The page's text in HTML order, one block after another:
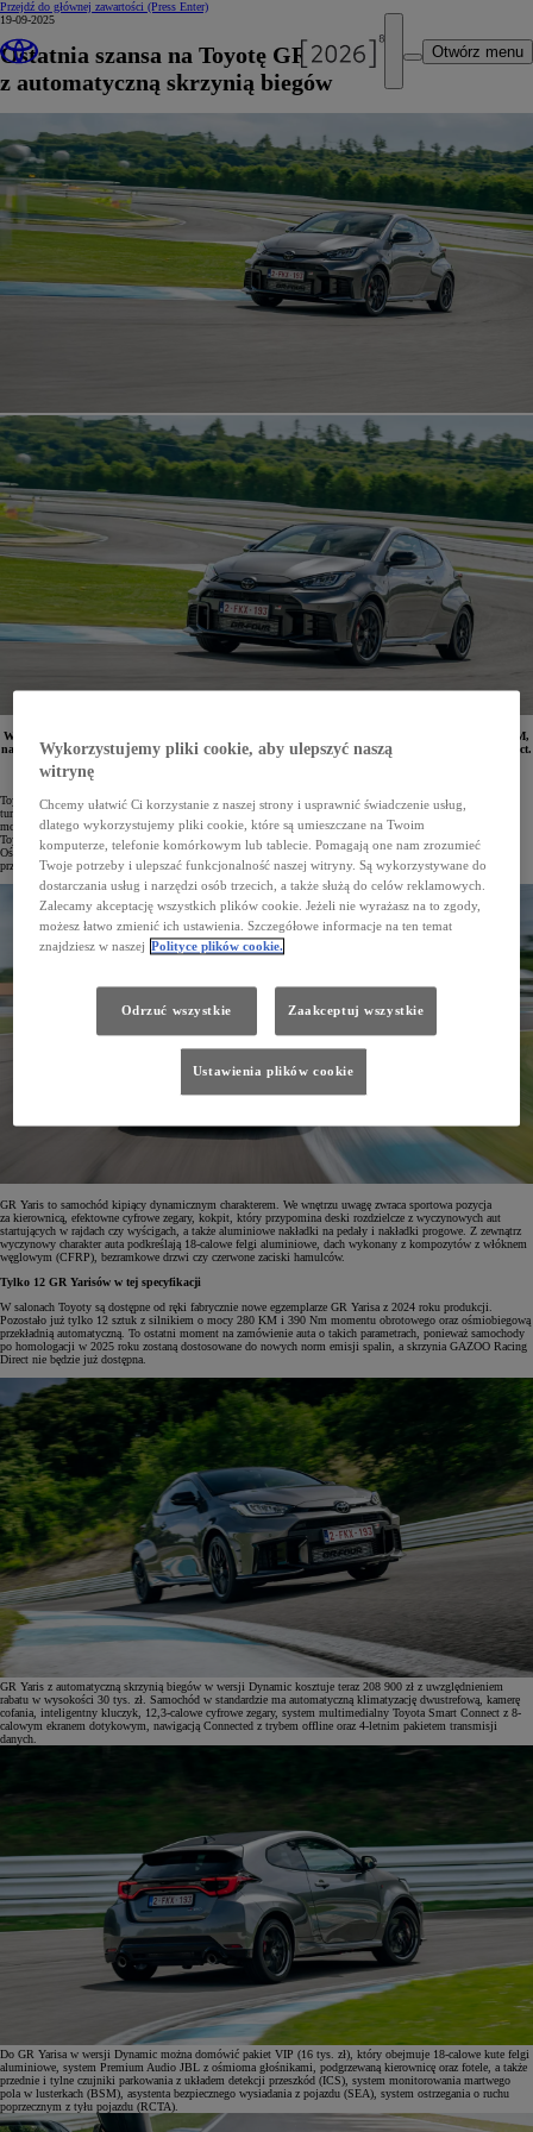
Przejdź do głównej zawartości (Press Enter)
Otwórz menu
19-09-2025
Ostatnia szansa na Toyotę GR Yaris
z automatyczną skrzynią biegów
W salonach Toyoty dostępne są ostatnie egzemplarze hot-hatcha GR Yaris z silnikiem o mocy 280 KM,
napędem na cztery koła GR FOUR i automatyczną, 8-biegową skrzynią biegów GAZOO Racing Direct.
Fabrycznie nowe egzemplarze objęto rabatem w wysokości 30 tys. zł. Samochód kosztuje teraz
Toyota GR Yaris to jeden z ostatnich prawdziwie sportowych hot-hatchy na rynku. Samochód napędza
turbodoładowany, trzycylindrowy silnik o pojemności 1,6 litra o mocy 280 KM i 390 Nm maksymalnego
momentu obrotowego. Opracowany we współpracy z najlepszymi kierowcami rajdowymi i wyścigowymi
Toyoty GR Yaris ma napęd na cztery koła GR FOUR oraz przedni i tylne dyferencjał Torsen LSD.
Ośmiobiegowa skrzynia automatyczna GAZOO Racing Direct charakteryzuje się ultraszybkimi zmianami
przełożeń, a sześciobiegowa skrzynia manualna to propozycja dla miłośników mechanicznej motoryzacji.
GR Yaris to samochód kipiący dynamicznym charakterem. We wnętrzu uwagę zwraca sportowa pozycja
za kierownicą, efektowne cyfrowe zegary, kokpit, który przypomina deski rozdzielcze z wyczynowych aut
startujących w rajdach czy wyścigach, a także aluminiowe nakładki na pedały i nakładki progowe. Z zewnątrz
wyczynowy charakter auta podkreślają 18-calowe felgi aluminiowe, dach wykonany z kompozytów z włóknem
węglowym (CFRP), bezramkowe drzwi czy czerwone zaciski hamulców.
Tylko 12 GR Yarisów w tej specyfikacji
W salonach Toyoty są dostępne od ręki fabrycznie nowe egzemplarze GR Yarisa z 2024 roku produkcji.
Pozostało już tylko 12 sztuk z silnikiem o mocy 280 KM i 390 Nm momentu obrotowego oraz ośmiobiegową
przekładnią automatyczną. To ostatni moment na zamówienie auta o takich parametrach, ponieważ samochody
po homologacji w 2025 roku zostaną dostosowane do nowych norm emisji spalin, a skrzynia GAZOO Racing
Direct nie będzie już dostępna.
GR Yaris z automatyczną skrzynią biegów w wersji Dynamic kosztuje teraz 208 900 zł z uwzględnieniem
rabatu w wysokości 30 tys. zł. Samochód w standardzie ma automatyczną klimatyzację dwustrefową, kamerę
cofania, inteligentny kluczyk, 12,3-calowe cyfrowe zegary, system multimedialny Toyota Smart Connect z 8-
calowym ekranem dotykowym, nawigacją Connected z trybem offline oraz 4-letnim pakietem transmisji
danych.
Do GR Yarisa w wersji Dynamic można domówić pakiet VIP (16 tys. zł), który obejmuje 18-calowe kute felgi
aluminiowe, system Premium Audio JBL z ośmioma głośnikami, podgrzewaną kierownicę oraz fotele, a także
przednie i tylne czujniki parkowania z układem detekcji przeszkód (ICS), system monitorowania martwego
pola w lusterkach (BSM), asystenta bezpiecznego wysiadania z pojazdu (SEA), system ostrzegania o ruchu
poprzecznym z tyłu pojazdu (RCTA).
Wykorzystujemy pliki cookie, aby ulepszyć naszą
witrynę
Chcemy ułatwić Ci korzystanie z naszej strony i usprawnić świadczenie usług,
dlatego wykorzystujemy pliki cookie, które są umieszczane na Twoim
komputerze, telefonie komórkowym lub tablecie. Pomagają one nam zrozumieć
Twoje potrzeby i ulepszać funkcjonalność naszej witryny. Są wykorzystywane do
dostarczania usług i narzędzi osób trzecich, a także służą do celów reklamowych.
Zalecamy akceptację wszystkich plików cookie. Jeżeli nie wyrażasz na to zgody,
możesz łatwo zmienić ich ustawienia. Szczegółowe informacje na ten temat
znajdziesz w naszej Polityce plików cookie.
Odrzuć wszystkie Zaakceptuj wszystkie
Ustawienia plików cookie